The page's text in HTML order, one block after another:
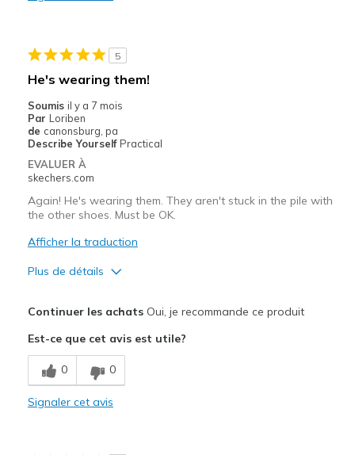
5
He's wearing them!
Soumis il y a 7 mois
Par Loriben
de canonsburg, pa
Describe Yourself Practical
EVALUER À
skechers.com
Again! He's wearing them. They aren't stuck in the pile with
the other shoes. Must be OK.
Afficher la traduction
Plus de détails
Breathe Well
Comfortable
Continuer les achatsOui, je recommande ce produit
Est-ce que cet avis est utile?
0 0
Signaler cet avis